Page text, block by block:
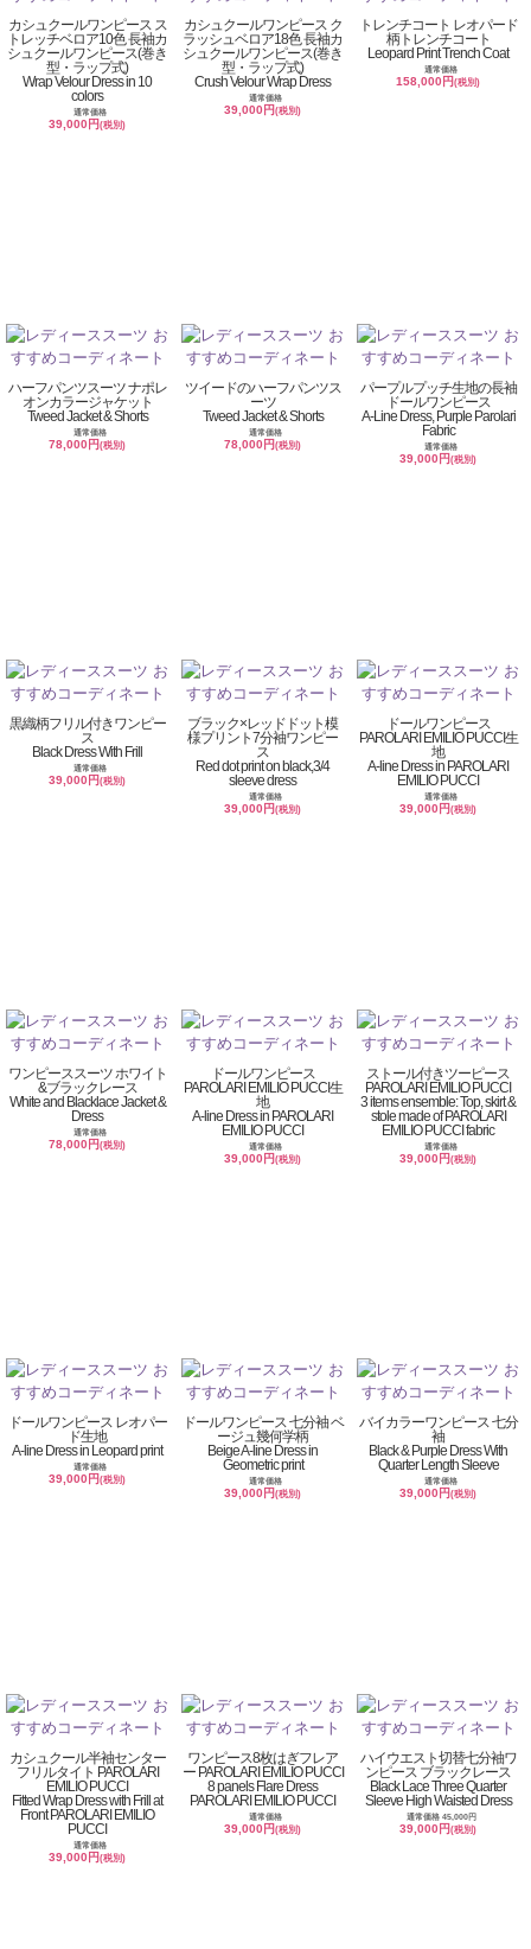
カシュクールワンピース ス
トレッチベロア10色 長袖カ
シュクールワンピース(巻き
型・ラップ式)
Wrap Velour Dress in 10
colors
通常価格
39,000円(税別)
カシュクールワンピース ク
ラッシュベロア18色 長袖カ
シュクールワンピース(巻き
型・ラップ式)
Crush Velour Wrap Dress
通常価格
39,000円(税別)
トレンチコート レオパード
柄トレンチコート
Leopard Print Trench Coat
通常価格
158,000円(税別)
ハーフパンツスーツ ナポレ
オンカラージャケット
Tweed Jacket & Shorts
通常価格
78,000円(税別)
ツイードのハーフパンツス
ーツ
Tweed Jacket & Shorts
通常価格
78,000円(税別)
パープルプッチ生地の長袖
ドールワンピース
A-Line Dress, Purple Parolari
Fabric
通常価格
39,000円(税別)
黒織柄フリル付きワンピー
ス
Black Dress With Frill
通常価格
39,000円(税別)
ブラック×レッドドット模
様プリント7分袖ワンピー
ス
Red dot print on black,3/4
sleeve dress
通常価格
39,000円(税別)
ドールワンピース
PAROLARI EMILIO PUCCI生
地
A-line Dress in PAROLARI
EMILIO PUCCI
通常価格
39,000円(税別)
ワンピーススーツ ホワイト
&ブラックレース
White and Blacklace Jacket &
Dress
通常価格
78,000円(税別)
ドールワンピース
PAROLARI EMILIO PUCCI生
地
A-line Dress in PAROLARI
EMILIO PUCCI
通常価格
39,000円(税別)
ストール付きツーピース
PAROLARI EMILIO PUCCI
3 items ensemble: Top, skirt &
stole made of PAROLARI
EMILIO PUCCI fabric
通常価格
39,000円(税別)
ドールワンピース レオパー
ド生地
A-line Dress in Leopard print
通常価格
39,000円(税別)
ドールワンピース 七分袖 ベ
ージュ幾何学柄
Beige A-line Dress in
Geometric print
通常価格
39,000円(税別)
バイカラーワンピース 七分
袖
Black & Purple Dress With
Quarter Length Sleeve
通常価格
39,000円(税別)
カシュクール半袖センター
フリルタイト PAROLARI
EMILIO PUCCI
Fitted Wrap Dress with Frill at
Front PAROLARI EMILIO
PUCCI
通常価格
39,000円(税別)
ワンピース8枚はぎフレア
ー PAROLARI EMILIO PUCCI
8 panels Flare Dress
PAROLARI EMILIO PUCCI
通常価格
39,000円(税別)
ハイウエスト切替七分袖ワ
ンピース ブラックレース
Black Lace Three Quarter
Sleeve High Waisted Dress
通常価格 45,000円
39,000円(税別)